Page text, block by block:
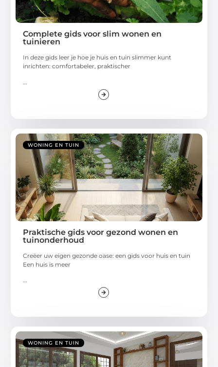
Complete gids voor slim wonen en
tuinieren
In deze gids leer je hoe je huis en tuin slimmer kunt
inrichten: comfortabeler, praktischer
WONING EN TUIN
Praktische gids voor gezond wonen en
tuinonderhoud
Creëer uw eigen gezonde oase: een gids voor huis en tuin
Een huis is meer
...
WONING EN TUIN